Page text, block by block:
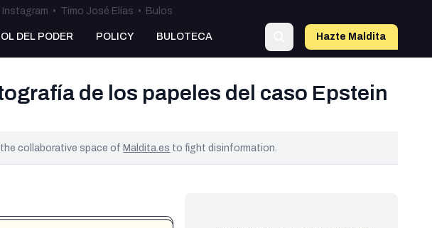
Instagram • Timo José Elías • Bulos
DEL PODER POLICY BULOTECA Hazte Maldita
de los papeles del caso Epstein
the collaborative space ofMaldita.es to fight disinformation.